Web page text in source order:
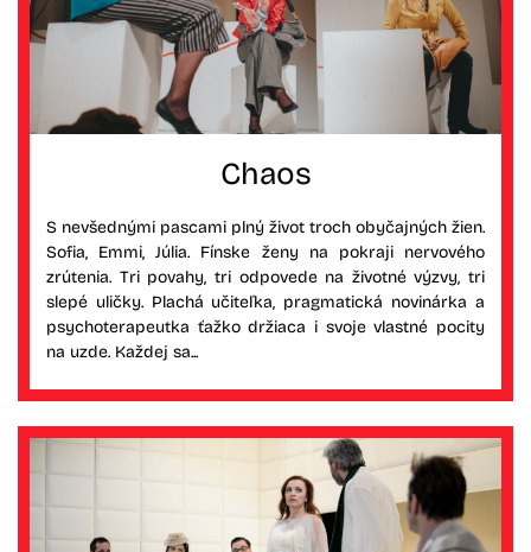
Chaos
S nevšednými pascami plný život troch obyčajných žien.
Sofia, Emmi, Júlia. Fínske ženy na pokraji nervového
zrútenia. Tri povahy, tri odpovede na životné výzvy, tri
slepé uličky. Plachá učiteľka, pragmatická novinárka a
psychoterapeutka ťažko držiaca i svoje vlastné pocity
na uzde. Každej sa...